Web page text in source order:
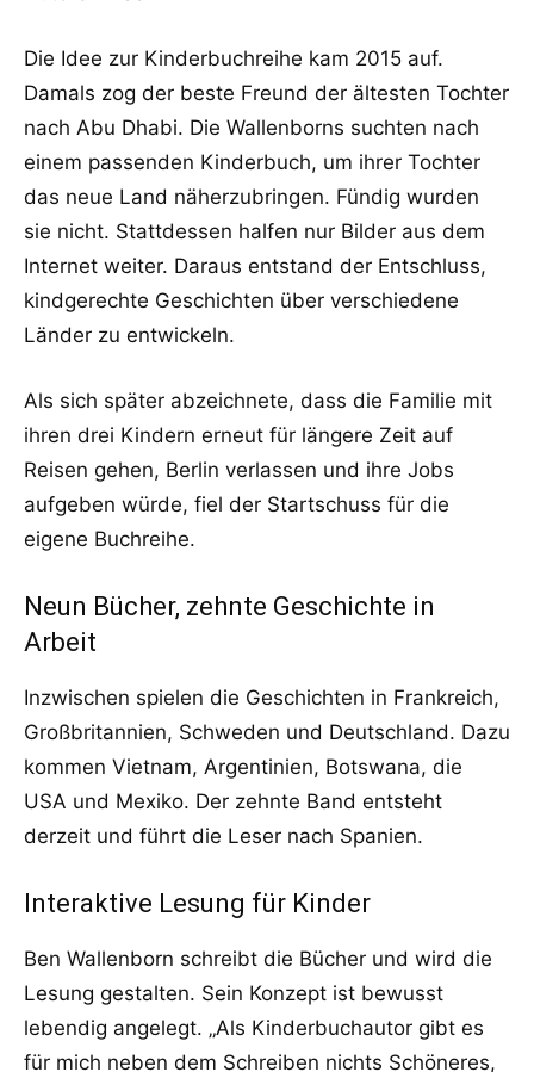
Die Idee zur Kinderbuchreihe kam 2015 auf.
Damals zog der beste Freund der ältesten Tochter
nach Abu Dhabi. Die Wallenborns suchten nach
einem passenden Kinderbuch, um ihrer Tochter
das neue Land näherzubringen. Fündig wurden
sie nicht. Stattdessen halfen nur Bilder aus dem
Internet weiter. Daraus entstand der Entschluss,
kindgerechte Geschichten über verschiedene
Länder zu entwickeln.
Als sich später abzeichnete, dass die Familie mit
ihren drei Kindern erneut für längere Zeit auf
Reisen gehen, Berlin verlassen und ihre Jobs
aufgeben würde, fiel der Startschuss für die
eigene Buchreihe.
Neun Bücher, zehnte Geschichte in
Arbeit
Inzwischen spielen die Geschichten in Frankreich,
Großbritannien, Schweden und Deutschland. Dazu
kommen Vietnam, Argentinien, Botswana, die
USA und Mexiko. Der zehnte Band entsteht
derzeit und führt die Leser nach Spanien.
Interaktive Lesung für Kinder
Ben Wallenborn schreibt die Bücher und wird die
Lesung gestalten. Sein Konzept ist bewusst
lebendig angelegt. „Als Kinderbuchautor gibt es
für mich neben dem Schreiben nichts Schöneres,